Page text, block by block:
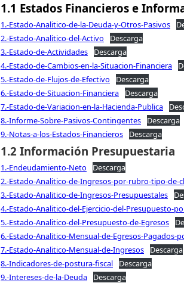
1.1 Estados Financieros e
1.-Estado-Analitico-de-la-Deuda-y-Otros-Pasivos
2.-Estado-Analitico-del-Activo
Descarga
3.-Estado-de-Actividades
Descarga
4.-Estado-de-Cambios-en-la-Situacion-Financiera
5.-Estado-de-Flujos-de-Efectivo
Descarga
6.-Estado-de-Situacion-Financiera
Descarga
7.-Estado-de-Variacion-en-la-Hacienda-Publica
8.-Informe-Sobre-Pasivos-Contingentes
Descarga
9.-Notas-a-los-Estados-Financieros
Descarga
1.2 Información Presupuestaria
1.-Endeudamiento-Neto
Descarga
2.-Estado-Analitico-de-Ingresos-por-rubro-tipo-de-
3.-Estado-Analitico-de-Ingresos-Presupuestales
4.-Estado-Analitico-del-Ejercicio-del-Presupuesto-
5.-Estado-Analitico-del-Presupuesto-de-Egresos
6.-Estado-Analitico-Mensual-de-Egresos-Pagados-
7.-Estado-Analitico-Mensual-de-Ingresos
Descarga
8.-Indicadores-de-postura-fiscal
Descarga
9.-Intereses-de-la-Deuda
Descarga